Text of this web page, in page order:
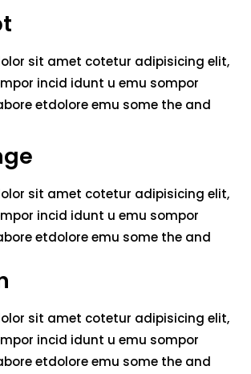
sit amet cotetur adipisicing elit,
incid idunt u emu sompor
etdolore emu some the and
sit amet cotetur adipisicing elit,
incid idunt u emu sompor
etdolore emu some the and
sit amet cotetur adipisicing elit,
incid idunt u emu sompor
etdolore emu some the and